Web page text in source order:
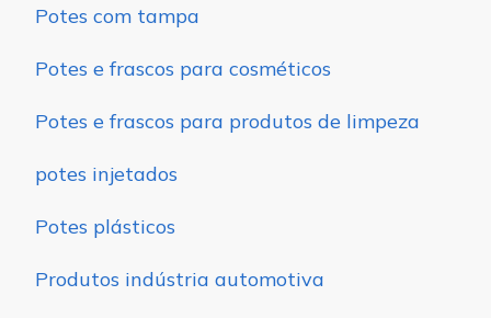
Potes com tampa
Potes e frascos para cosméticos
Potes e frascos para produtos de limpeza
potes injetados
Potes plásticos
Produtos indústria automotiva